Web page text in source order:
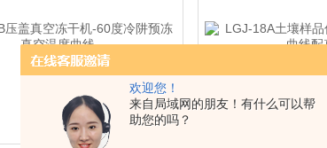
欢迎您！
来自局域网的朋友！有什么可以帮
助您的吗？